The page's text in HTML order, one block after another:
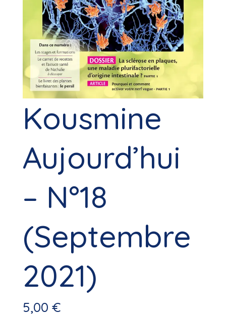
Kousmine
Aujourd’hui
– N°18
(Septembre
2021)
5,00 €